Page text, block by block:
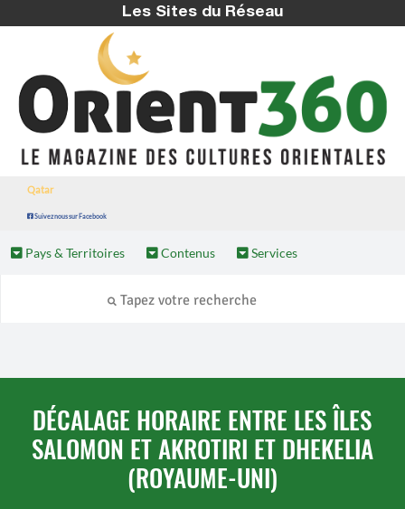
Les Sites du Réseau
Qatar
Suivez nous sur Facebook
Pays & Territoires Contenus Services
DÉCALAGE HORAIRE ENTRE LES ÎLES
SALOMON ET AKROTIRI ET DHEKELIA
(ROYAUME-UNI)